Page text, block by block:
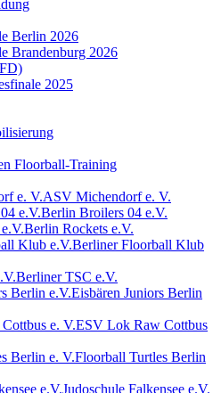
Berlin 2026
Brandenburg 2026
2025
Floorball-Training
ASV Michendorf e. V.
Berlin Broilers 04 e.V.
Berlin Rockets e.V.
Berliner Floorball Klub
Berliner TSC e.V.
Eisbären Juniors Berlin
ESV Lok Raw Cottbus
Floorball Turtles Berlin
Judoschule Falkensee e.V.